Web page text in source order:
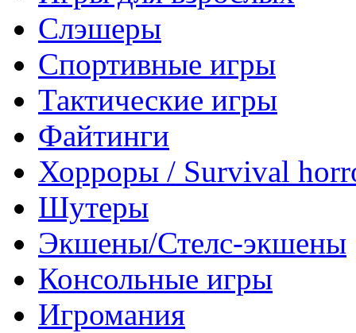
Слэшеры
Спортивные игры
Тактические игры
Файтинги
Хорроры / Survival
Шутеры
Экшены/Стелс-экшены
Консольные игры
Игромания